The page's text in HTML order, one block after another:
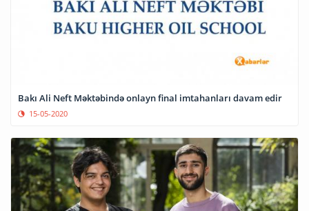
Bakı Ali Neft Məktəbində onlayn final imtahanları davam edir
15-05-2020